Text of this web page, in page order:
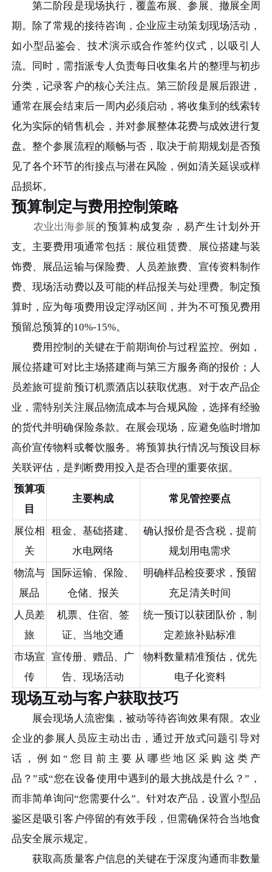
第二阶段是现场执行，覆盖布展、参展、撤展全周
期。除了常规的接待咨询，企业应主动策划现场活动，
如小型品鉴会、技术演示或合作签约仪式，以吸引人
流。同时，需指派专人负责每日收集名片的整理与初步
分类，记录客户的核心关注点。第三阶段是展后跟进，
通常在展会结束后一周内必须启动，将收集到的线索转
化为实际的销售机会，并对参展整体花费与成效进行复
盘。整个参展流程的顺畅与否，取决于前期规划是否预
见了各个环节的衔接点与潜在风险，例如清关延误或样
品损坏。
预算制定与费用控制策略
农业出海参展的预算构成复杂，易产生计划外开
支。主要费用项通常包括：展位租赁费、展位搭建与装
饰费、展品运输与保险费、人员差旅费、宣传资料制作
费、现场活动费以及可能的样品报关与处理费。制定预
算时，应为每项费用设定浮动区间，并为不可预见费用
预留总预算的10%-15%。
费用控制的关键在于前期询价与过程监控。例如，
展位搭建可对比主场搭建商与第三方服务商的报价；人
员差旅可提前预订机票酒店以获取优惠。对于农产品企
业，需特别关注展品物流成本与合规风险，选择有经验
的货代并明确保险条款。在展会现场，应避免临时增加
高价宣传物料或餐饮服务。将预算执行情况与预设目标
关联评估，是判断费用投入是否合理的重要依据。
预算项
目
主要构成 常见管控要点
展位相
关
租金、基础搭建、
水电网络
确认报价是否含税，提前
规划用电需求
物流与
展品
国际运输、保险、
仓储、报关
明确样品检疫要求，预留
充足清关时间
人员差
旅
机票、住宿、签
证、当地交通
统一预订以获团队价，制
定差旅补贴标准
市场宣
传
宣传册、赠品、广
告、现场活动
物料数量精准预估，优先
电子化资料
现场互动与客户获取技巧
展会现场人流密集，被动等待咨询效果有限。农业
企业的参展人员应主动出击，通过开放式问题引导对
话，例如“您目前主要从哪些地区采购这类产
品？”或“您在设备使用中遇到的最大挑战是什么？”，
而非简单询问“您需要什么”。针对农产品，设置小型品
鉴区是吸引客户停留的有效手段，但需确保符合当地食
品安全展示规定。
获取高质量客户信息的关键在于深度沟通而非数量